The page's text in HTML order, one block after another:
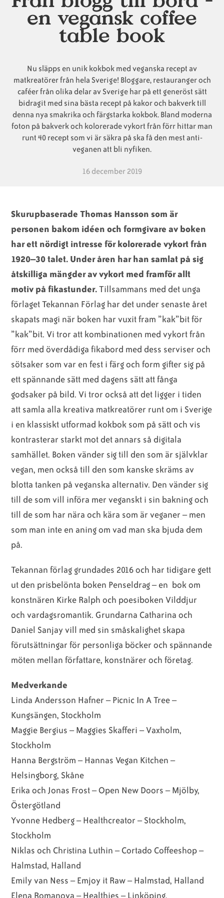
Animaliska
ingredienser
Veganska
konsumentlistor
Vanliga
frågor
Veganska
substitut
Veganska
certifieringar
en vegansk coffee
table book
Nu släpps en unik kokbok med veganska recept av
matkreatörer från hela Sverige! Bloggare, restauranger och
caféer från olika delar av Sverige har på ett generöst sätt
bidragit med sina bästa recept på kakor och bakverk till
denna nya smakrika och färgstarka kokbok. Bland moderna
foton på bakverk och kolorerade vykort från förr hittar man
runt 40 recept som vi är säkra på ska få den mest anti-
veganen att bli nyfiken.
16 december 2019
Skurupbaserade Thomas Hansson som är
personen bakom idéen och formgivare av boken
har ett nördigt intresse för kolorerade vykort från
1920–30 talet. Under åren har han samlat på sig
åtskilliga mängder av vykort med framför allt
motiv på fikastunder.Tillsammans med det unga
förlaget Tekannan Förlag har det under senaste året
skapats magi när boken har vuxit fram ”kak”bit för
”kak”bit. Vi tror att kombinationen med vykort från
förr med överdådiga fikabord med dess serviser och
sötsaker som var en fest i färg och form gifter sig på
ett spännande sätt med dagens sätt att fånga
godsaker på bild. Vi tror också att det ligger i tiden
att samla alla kreativa matkreatörer runt om i Sverige
i en klassiskt utformad kokbok som på sätt och vis
kontrasterar starkt mot det annars så digitala
samhället. Boken vänder sig till den som är självklar
vegan, men också till den som kanske skräms av
blotta tanken på veganska alternativ. Den vänder sig
till de som vill införa mer veganskt i sin bakning och
till de som har nära och kära som är veganer – men
som man inte en aning om vad man ska bjuda dem
på.
Tekannan förlag grundades 2016 och har tidigare gett
ut den prisbelönta boken Penseldrag – en bok om
konstnären Kirke Ralph och poesiboken Vilddjur
och vardagsromantik. Grundarna Catharina och
Daniel Sanjay vill med sin småskalighet skapa
förutsättningar för personliga böcker och spännande
möten mellan författare, konstnärer och företag.
Medverkande
Linda Andersson Hafner – Picnic In A Tree –
Kungsängen, Stockholm
Maggie Bergius – Maggies Skafferi – Vaxholm,
Stockholm
Hanna Bergström – Hannas Vegan Kitchen –
Helsingborg, Skåne
Erika och Jonas Frost – Open New Doors – Mjölby,
Östergötland
Yvonne Hedberg – Healthcreator – Stockholm,
Stockholm
Niklas och Christina Luthin – Cortado Coffeeshop –
Halmstad, Halland
Emily van Ness – Emjoy it Raw – Halmstad, Halland
Elena Romanova – Healthies – Linköping,